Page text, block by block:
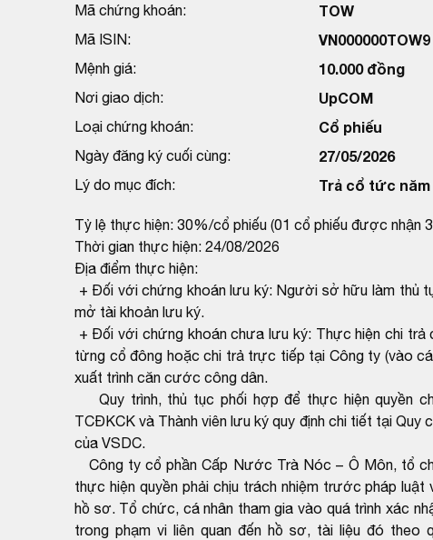
Mã chứng khoán: TOW
Mã ISIN: VN000000TOW9
Mệnh giá: 10.000 đồng
Nơi giao dịch: UpCOM
Loại chứng khoán: Cổ phiếu
Ngày đăng ký cuối cùng: 27/05/2026
Lý do mục đích: Trả cổ tức năm
Tỷ lệ thực hiện: 30%/cổ phiếu (01 cổ phiếu được nhận
Thời gian thực hiện: 24/08/2026
Địa điểm thực hiện:
+ Đối với chứng khoán lưu ký: Người sở hữu làm thủ
mở tài khoản lưu ký.
+ Đối với chứng khoán chưa lưu ký: Thực hiện chi
từng cổ đông hoặc chi trả trực tiếp tại Công ty (vào
xuất trình căn cước công dân.
Quy trình, thủ tục phối hợp để thực hiện quyền
TCĐKCK và Thành viên lưu ký quy định chi tiết tại
của VSDC.
Công ty cổ phần Cấp Nước Trà Nóc – Ô Môn, tổ
thực hiện quyền phải chịu trách nhiệm trước pháp
hồ sơ. Tổ chức, cá nhân tham gia vào quá trình xác
trong phạm vi liên quan đến hồ sơ, tài liệu đó theo